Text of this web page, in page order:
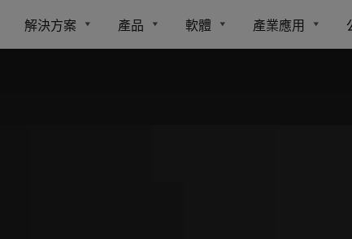
解決方案 產品 軟體 產業應用